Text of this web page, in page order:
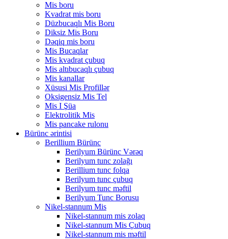
Mis boru
Kvadrat mis boru
Düzbucaqlı Mis Boru
Diksiz Mis Boru
Dəqiq mis boru
Mis Bucaqlar
Mis kvadrat çubuq
Mis altıbucaqlı çubuq
Mis kanallar
Xüsusi Mis Profillər
Oksigensiz Mis Tel
Mis I Şüa
Elektrolitik Mis
Mis pancake rulonu
Bürünc ərintisi
Berillium Bürünc
Berilyum Bürünc Vərəq
Berilyum tunc zolağı
Berillium tunc folqa
Berilyum tunc çubuq
Berilyum tunc məftil
Berilyum Tunc Borusu
Nikel-stannum Mis
Nikel-stannum mis zolaq
Nikel-stannum Mis Çubuq
Nikel-stannum mis məftil